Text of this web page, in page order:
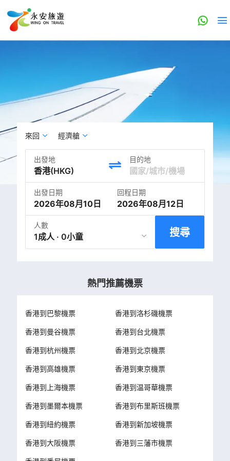
來回 經濟艙
出發地 目的地
出發日期
2026年08月10日
回程日期
2026年08月12日
人數
1成人 · 0小童 搜尋
熱門推薦機票
香港到巴黎機票 香港到洛杉磯機票
香港到曼谷機票 香港到台北機票
香港到杭州機票 香港到北京機票
香港到高雄機票 香港到東京機票
香港到上海機票 香港到温哥華機票
香港到墨爾本機票 香港到布里斯班機票
香港到紐約機票 香港到新加坡機票
香港到大阪機票 香港到三藩市機票